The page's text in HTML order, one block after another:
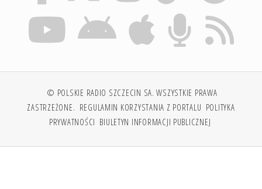
© POLSKIE RADIO SZCZECIN SA. WSZYSTKIE PRAWA
ZASTRZEŻONE. REGULAMIN KORZYSTANIA Z PORTALU POLITYKA
PRYWATNOŚCI BIULETYN INFORMACJI PUBLICZNEJ